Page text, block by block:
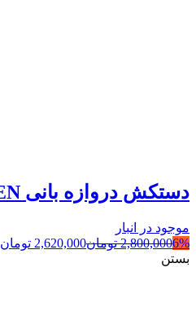
دستکش دروازه بانی IILEVEN
موجود در انبار
6%
2,800,000 تومان2,620,000 تومان
بستن